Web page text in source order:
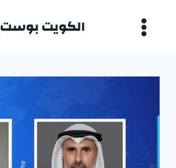
الكويت بوست